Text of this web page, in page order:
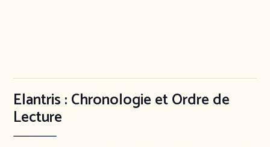
Elantris : Chronologie et Ordre de
Lecture